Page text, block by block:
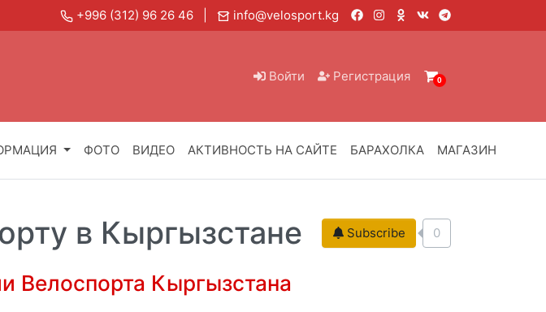
+996 (312) 96 26 46 | info@velosport.kg
Войти Регистрация 0
ФОТО ВИДЕО АКТИВНОСТЬ НА САЙТЕ БАРАХОЛКА МАГАЗИН
в Кыргызстане Subscribe 0
Велоспорта Кыргызстана